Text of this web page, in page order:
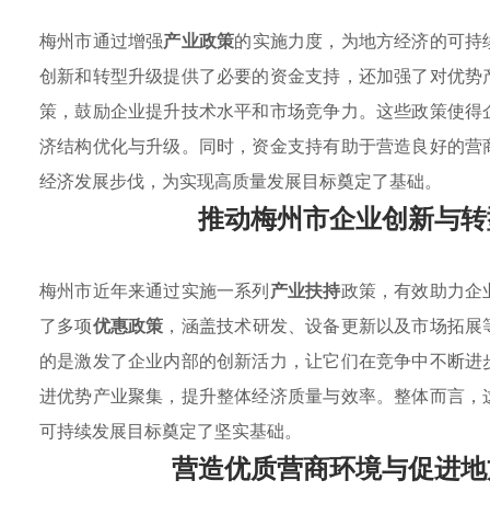
梅州市通过增强产业政策的实施力度，为地方经济的可
创新和转型升级提供了必要的资金支持，还加强了对优
策，鼓励企业提升技术水平和市场竞争力。这些政策使
济结构优化与升级。同时，资金支持有助于营造良好的
经济发展步伐，为实现高质量发展目标奠定了基础。
推动梅州市企业创新与
梅州市近年来通过实施一系列产业扶持政策，有效助力
了多项优惠政策 ，涵盖技术研发、设备更新以及市场拓
的是激发了企业内部的创新活力，让它们在竞争中不断
进优势产业聚集，提升整体经济质量与效率。整体而言
可持续发展目标奠定了坚实基础。
营造优质营商环境与促进